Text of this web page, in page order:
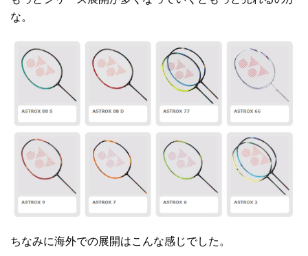
な。
ちなみに海外での展開はこんな感じでした。